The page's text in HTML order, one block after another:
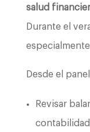
salud
Durante el
Desde el
Revisar
contabilidad